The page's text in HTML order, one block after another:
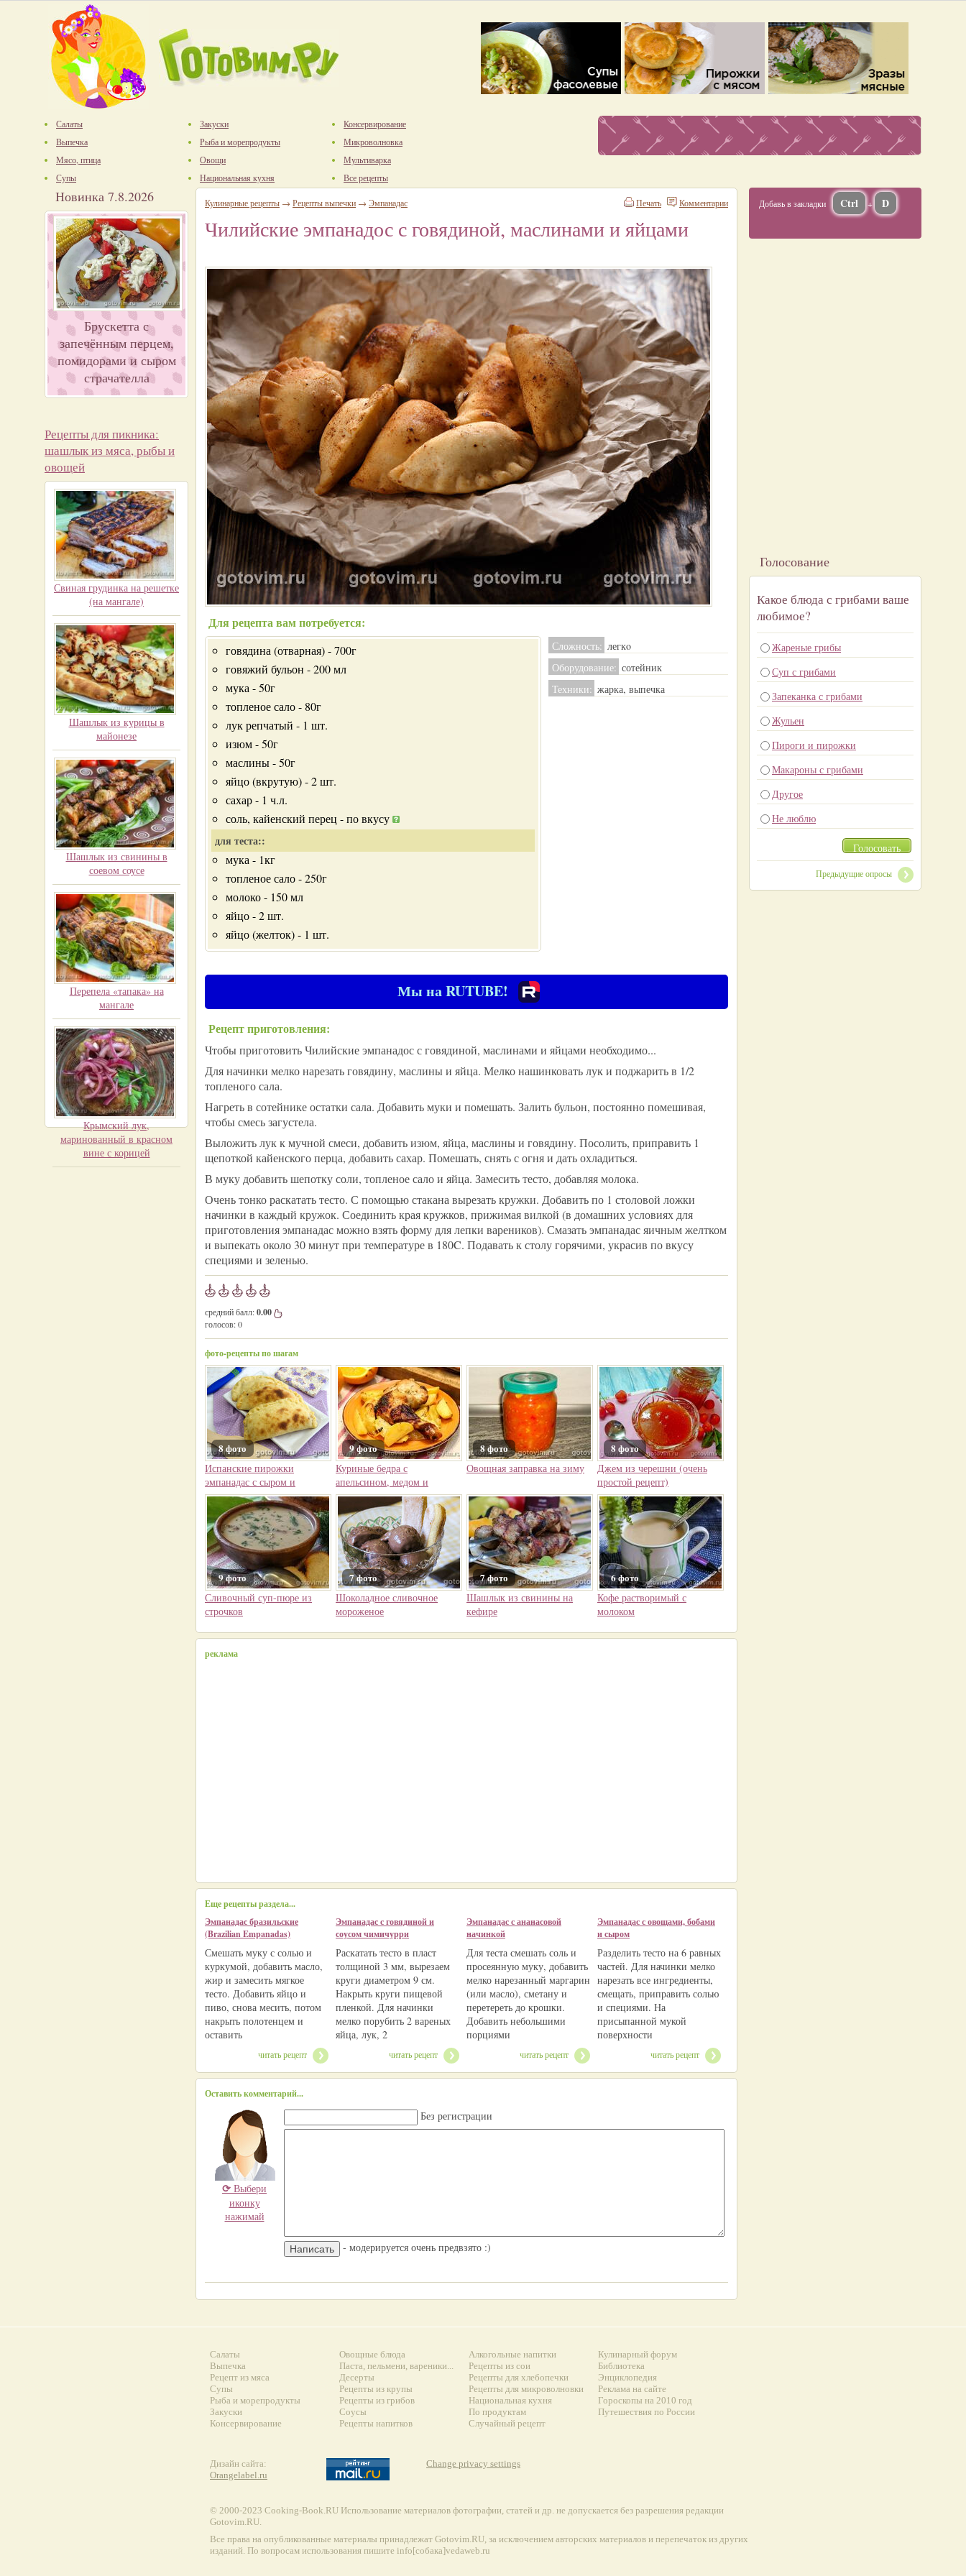
Салаты
Выпечка
Мясо, птица
Супы
Закуски
Рыба и морепродукты
Овощи
Национальная кухня
Консервирование
Микроволновка
Мультиварка
Все рецепты
Новинка 7.8.2026
Брускетта с
запечённым перцем,
помидорами и сыром
страчателла
Рецепты для пикника:
шашлык из мяса, рыбы и
овощей
Свиная грудинка на решетке
(на мангале)
Шашлык из курицы в
майонезе
Шашлык из свинины в
соевом соусе
Перепела «тапака» на
мангале
Крымский лук,
маринованный в красном
вине с корицей
Комментарии
Печать
Кулинарные рецепты → Рецепты выпечки → Эмпанадас
Чилийские эмпанадос с говядиной, маслинами и яйцами
Сложность: легкo
Оборудование: сотейник
Техники: жарка, выпечка
Для рецепта вам потребуется:
говядина (отварная) - 700г
говяжий бульон - 200 мл
мука - 50г
топленое сало - 80г
лук репчатый - 1 шт.
изюм - 50г
маслины - 50г
яйцо (вкрутую) - 2 шт.
сахар - 1 ч.л.
соль, кайенский перец - по вкусу
для теста::
мука - 1кг
топленое сало - 250г
молоко - 150 мл
яйцо - 2 шт.
яйцо (желток) - 1 шт.
Мы на RUTUBE!
Рецепт приготовления:
Чтобы приготовить Чилийские эмпанадос с говядиной, маслинами и яйцами необходимо...
Для начинки мелко нарезать говядину, маслины и яйца. Мелко нашинковать лук и поджарить в 1/2
топленого сала.
Нагреть в сотейнике остатки сала. Добавить муки и помешать. Залить бульон, постоянно помешивая,
чтобы смесь загустела.
Выложить лук к мучной смеси, добавить изюм, яйца, маслины и говядину. Посолить, приправить 1
щепоткой кайенского перца, добавить сахар. Помешать, снять с огня и дать охладиться.
В муку добавить шепотку соли, топленое сало и яйца. Замесить тесто, добавляя молока.
Очень тонко раскатать тесто. С помощью стакана вырезать кружки. Добавить по 1 столовой ложки
начинки в каждый кружок. Соединить края кружков, прижимая вилкой (в домашних условиях для
приготовления эмпанадас можно взять форму для лепки вареников). Смазать эмпанадас яичным желтком
и выпекать около 30 минут при температуре в 180C. Подавать к столу горячими, украсив по вкусу
специями и зеленью.
средний балл:0.00
голосов:0
фото-рецепты по шагам
8 фото
Испанские пирожки
эмпанадас с сыром и
вялеными помидорами
9 фото
Куриные бедра с
апельсином, медом и
розмарином в духовке
8 фото
Овощная заправка на зиму
8 фото
Джем из черешни (очень
простой рецепт)
9 фото
Сливочный суп-пюре из
строчков
7 фото
Шоколадное сливочное
мороженое
7 фото
Шашлык из свинины на
кефире
6 фото
Кофе растворимый с
молоком
реклама
Еще рецепты раздела...
Эмпанадас бразильские
(Brazilian Empanadas)
Смешать муку с солью и
куркумой, добавить масло,
жир и замесить мягкое
тесто. Добавить яйцо и
пиво, снова месить, потом
накрыть полотенцем и
оставить
читать рецепт
Эмпанадас с говядиной и
соусом чимичурри
Раскатать тесто в пласт
толщиной 3 мм, вырезаем
круги диаметром 9 см.
Накрыть круги пищевой
пленкой. Для начинки
мелко порубить 2 вареных
яйца, лук, 2
читать рецепт
Эмпанадас с ананасовой
начинкой
Для теста смешать соль и
просеянную муку, добавить
мелко нарезанный маргарин
(или масло), сметану и
перетереть до крошки.
Добавить небольшими
порциями
читать рецепт
Эмпанадас с овощами, бобами
и сыром
Разделить тесто на 6 равных
частей. Для начинки мелко
нарезать все ингредиенты,
смещать, приправить солью
и специями. На
присыпанной мукой
поверхности
читать рецепт
Оставить комментарий...
⟳ Выбери
иконку
нажимай
Без регистрации
- модерируется очень предвзято :)
Добавь в закладки Ctrl + D
Голосование
Какое блюда с грибами ваше
любимое?
Жареные грибы
Суп с грибами
Запеканка с грибами
Жульен
Пироги и пирожки
Макароны с грибами
Другое
Не люблю
Голосовать
Предыдущие опросы
Салаты
Выпечка
Рецепт из мяса
Супы
Рыба и морепродукты
Закуски
Консервирование
Овощные блюда
Паста, пельмени, вареники...
Десерты
Рецепты из крупы
Рецепты из грибов
Соусы
Рецепты напитков
Алкогольные напитки
Рецепты из сои
Рецепты для хлебопечки
Рецепты для микроволновки
Национальная кухня
По продуктам
Случайный рецепт
Кулинарный форум
Библиотека
Энциклопедия
Реклама на сайте
Гороскопы на 2010 год
Путешествия по России
Дизайн сайта:
Orangelabel.ru
Change privacy settings
© 2000-2023 Сooking-Book.RU Использование материалов фотографии, статей и др. не допускается без разрешения редакции
Gotovim.RU.
Все права на опубликованные материалы принадлежат Gotovim.RU, за исключением авторских материалов и перепечаток из других
изданий. По вопросам использования пишите info[собака]vedaweb.ru